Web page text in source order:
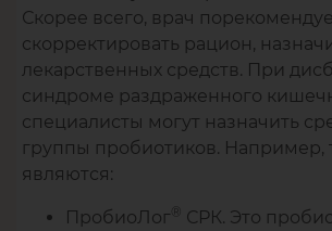
Скорее всего, врач
скорректировать рацион,
лекарственных средств. При
синдроме раздраженного
специалисты могут назначить
группы пробиотиков. Например,
являются:
ПробиоЛог ® СРК. Это